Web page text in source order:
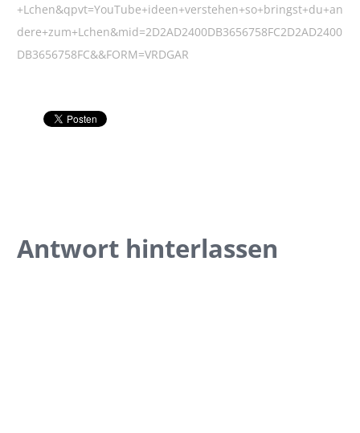
+Lchen&qpvt=YouTube+ideen+verstehen+so+bringst+du+an
dere+zum+Lchen&mid=2D2AD2400DB3656758FC2D2AD2400
DB3656758FC&&FORM=VRDGAR
Antwort hinterlassen